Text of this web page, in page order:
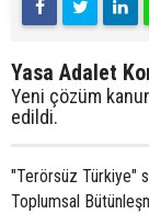
Yasa Adalet
Yeni çözüm
edildi.
"Terörsüz Türkiye"
Toplumsal